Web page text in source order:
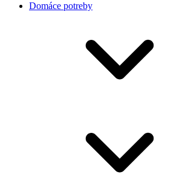
Domáce potreby